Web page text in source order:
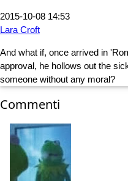
2015-10-08 14:53
Lara Croft
And what if, once arrived in
approval, he hollows out the
someone without any moral?
Commenti